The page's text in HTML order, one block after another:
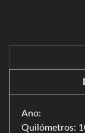
Ano:
Quilómetros: